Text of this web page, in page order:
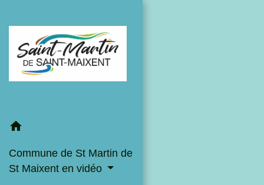
home
Commune de St Martin de
St Maixent en vidéo